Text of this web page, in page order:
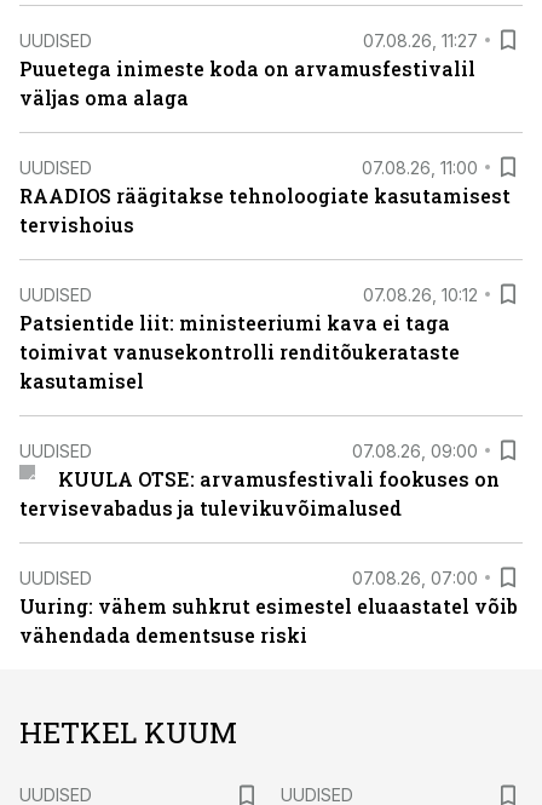
UUDISED 07.08.26, 11:27
Puuetega inimeste koda on arvamusfestivalil
väljas oma alaga
UUDISED 07.08.26, 11:00
RAADIOS räägitakse tehnoloogiate kasutamisest
tervishoius
UUDISED 07.08.26, 10:12
Patsientide liit: ministeeriumi kava ei taga
toimivat vanusekontrolli renditõukerataste
kasutamisel
UUDISED 07.08.26, 09:00
KUULA OTSE: arvamusfestivali fookuses on
tervisevabadus ja tulevikuvõimalused
UUDISED 07.08.26, 07:00
Uuring: vähem suhkrut esimestel eluaastatel võib
vähendada dementsuse riski
HETKEL KUUM
UUDISED UUDISED